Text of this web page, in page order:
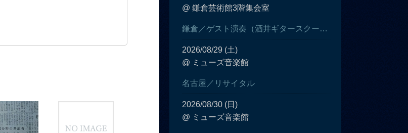
@ 鎌倉芸術館3階集会室
鎌倉／ゲスト演奏（酒井ギタースクール発表会）
2026/08/29 (土)
@ ミューズ音楽館
名古屋／リサイタル
2026/08/30 (日)
@ ミューズ音楽館